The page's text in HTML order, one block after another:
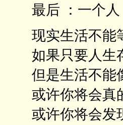
最后 ：一个人
现实生活不
如果只要人
但是生活不
或许你将会
或许你将会